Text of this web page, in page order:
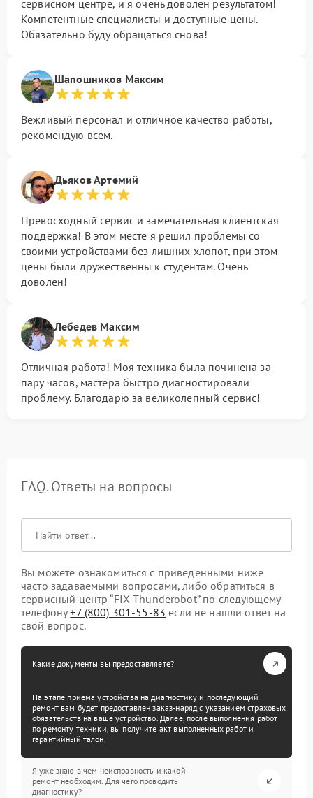
сервисном центре, и я очень доволен результатом!
Компетентные специалисты и доступные цены.
Обязательно буду обращаться снова!
Шапошников Максим
Вежливый персонал и отличное качество работы,
рекомендую всем.
Дьяков Артемий
Превосходный сервис и замечательная клиентская
поддержка! В этом месте я решил проблемы со
своими устройствами без лишних хлопот, при этом
цены были дружественны к студентам. Очень
доволен!
Лебедев Максим
Отличная работа! Моя техника была починена за
пару часов, мастера быстро диагностировали
проблему. Благодарю за великолепный сервис!
FAQ. Ответы на вопросы
Вы можете ознакомиться с приведенными ниже
часто задаваемыми вопросами, либо обратиться в
сервисный центр “FIX-Thunderobot” по следующему
телефону+7 (800) 301-55-83 если не нашли ответ на
свой вопрос.
Какие документы вы предоставляете?
На этапе приема устройства на диагностику и последующий
ремонт вам будет предоставлен заказ-наряд с указанием страховых
обязательств на ваше устройство. Далее, после выполнения работ
по ремонту техники, вы получите акт выполненных работ и
гарантийный талон.
Я уже знаю в чем неисправность и какой
ремонт необходим. Для чего проводить
диагностику?